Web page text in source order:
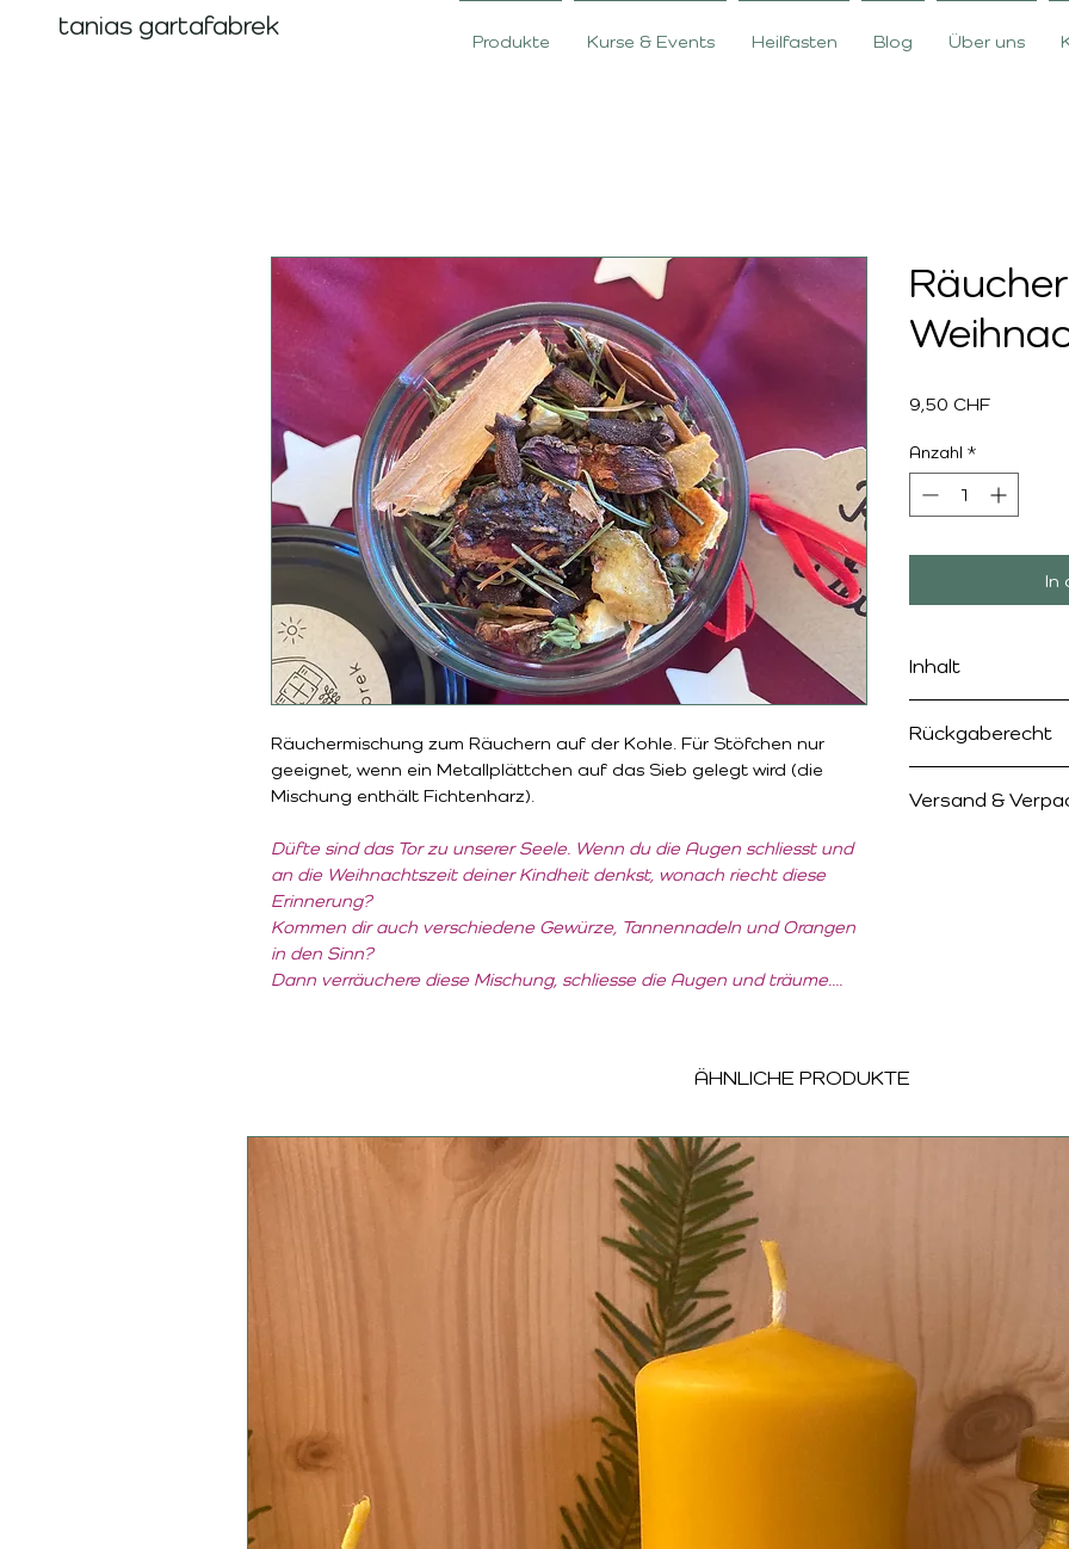
tanias gartafabrek Produkte Kurse & Events Heilfasten Blog Über uns
Räuchermischung zum Räuchern auf der Kohle. Für Stöfchen nur
geeignet, wenn ein Metallplättchen auf das Sieb gelegt wird (die
Mischung enthält Fichtenharz).
Düfte sind das Tor zu unserer Seele. Wenn du die Augen schliesst und
an die Weihnachtszeit deiner Kindheit denkst, wonach riecht diese
Erinnerung?
Kommen dir auch verschiedene Gewürze, Tannennadeln und Orangen
in den Sinn?
Dann verräuchere diese Mischung, schliesse die Augen und träume....
9,50 CHFPreis
Anzahl *
In
Inhalt
Kardamon u. a.
Rückgaberecht
Ordnung sein,
Versand &
ÄHNLICHE PRODUKTE